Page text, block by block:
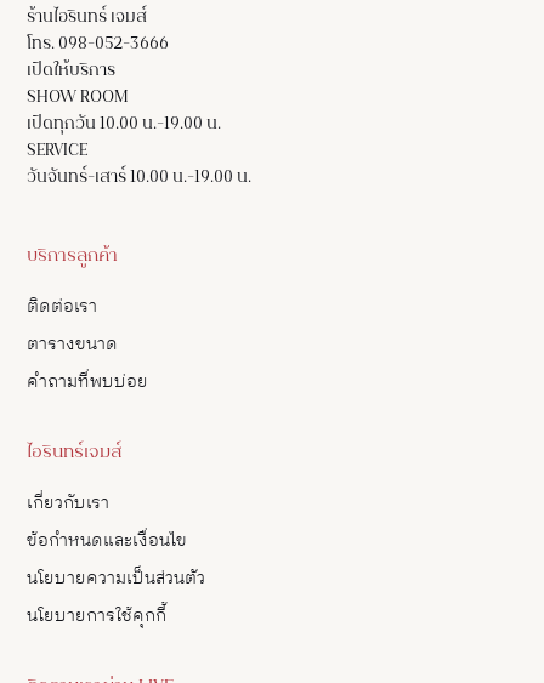
ร้านไอรินทร์ เจมส์
โทร. 098-052-3666
เปิดให้บริการ
SHOW ROOM
เปิดทุกวัน 10.00 น.-19.00 น.
SERVICE
วันจันทร์-เสาร์ 10.00 น.-19.00 น.
บริการลูกค้า
ติดต่อเรา
ตารางขนาด
คำถามที่พบบ่อย
ไอรินทร์เจมส์
เกี่ยวกับเรา
ข้อกำหนดและเงื่อนไข
นโยบายความเป็นส่วนตัว
นโยบายการใช้คุกกี้